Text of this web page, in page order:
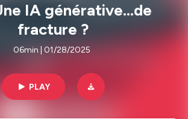
IA générative…de
fracture ?
06min | 01/28/2025
PLAY